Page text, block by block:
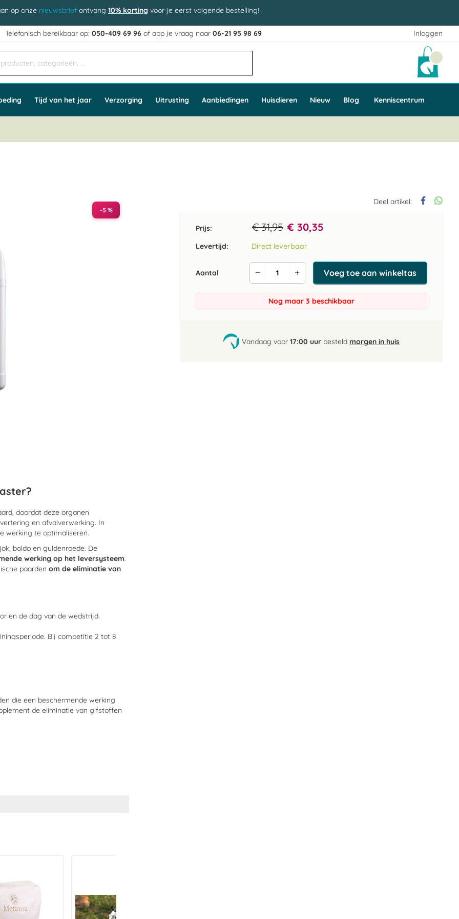
op onze nieuwsbrief ontvang 10% korting voor je eerst volgende bestelling!
Inloggen
Telefonisch bereikbaar op:050-409 69 96 of app je vraag naar06-21 95 98 69
Tijd van het jaar Verzorging Uitrusting Aanbiedingen Huisdieren Nieuw Blog Kenniscentrum
Deel artikel:
Prijs: € 31,95 € 30,35
Levertijd: Direct leverbaar
Aantal
Verhoog
de
aantal
Verlaag
de
aantal
Voeg toe aan winkeltas
Nog maar 3 beschikbaar
Vandaag voor 17:00 uur besteld morgen in huis
-5 %
doordat deze organen
en afvalverwerking. In
werking te optimaliseren.
boldo en guldenroede. De
werking op het leversysteem.
paarden om de eliminatie van
en de dag van de wedstrijd.
Bij competitie 2 tot 8
die een beschermende werking
de eliminatie van gifstoffen